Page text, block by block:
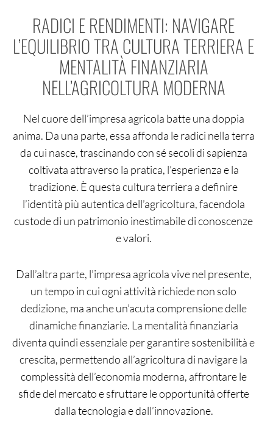
RADICI E RENDIMENTI: NAVIGARE
L’EQUILIBRIO TRA CULTURA TERRIERA E
MENTALITÀ FINANZIARIA
NELL’AGRICOLTURA MODERNA
Nel cuore dell’impresa agricola batte una doppia
anima. Da una parte, essa affonda le radici nella terra
da cui nasce, trascinando con sé secoli di sapienza
coltivata attraverso la pratica, l’esperienza e la
tradizione. È questa cultura terriera a definire
l’identità più autentica dell’agricoltura, facendola
custode di un patrimonio inestimabile di conoscenze
e valori.
Dall’altra parte, l’impresa agricola vive nel presente,
un tempo in cui ogni attività richiede non solo
dedizione, ma anche un’acuta comprensione delle
dinamiche finanziarie. La mentalità finanziaria
diventa quindi essenziale per garantire sostenibilità e
crescita, permettendo all’agricoltura di navigare la
complessità dell’economia moderna, affrontare le
sfide del mercato e sfruttare le opportunità offerte
dalla tecnologia e dall’innovazione.